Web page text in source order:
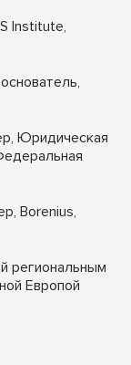
Institute,
Юридическая
Borenius,
региональным
Европой